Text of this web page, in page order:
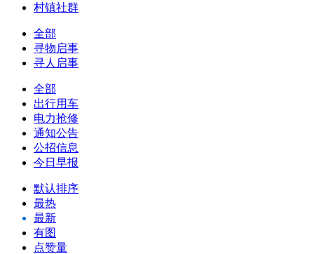
村镇社群
全部
寻物启事
寻人启事
全部
出行用车
电力抢修
通知公告
公招信息
今日早报
默认排序
最热
最新
有图
点赞量